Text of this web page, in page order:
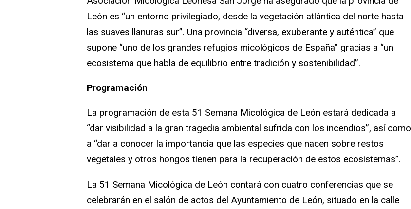
León es “un entorno privilegiado, desde la vegetación atlántica del norte hasta
las suaves llanuras sur”. Una provincia “diversa, exuberante y auténtica” que
supone “uno de los grandes refugios micológicos de España” gracias a “un
ecosistema que habla de equilibrio entre tradición y sostenibilidad”.
Programación
La programación de esta 51 Semana Micológica de León estará dedicada a
“dar visibilidad a la gran tragedia ambiental sufrida con los incendios”, así como
a “dar a conocer la importancia que las especies que nacen sobre restos
vegetales y otros hongos tienen para la recuperación de estos ecosistemas”.
La 51 Semana Micológica de León contará con cuatro conferencias que se
celebrarán en el salón de actos del Ayuntamiento de León, situado en la calle